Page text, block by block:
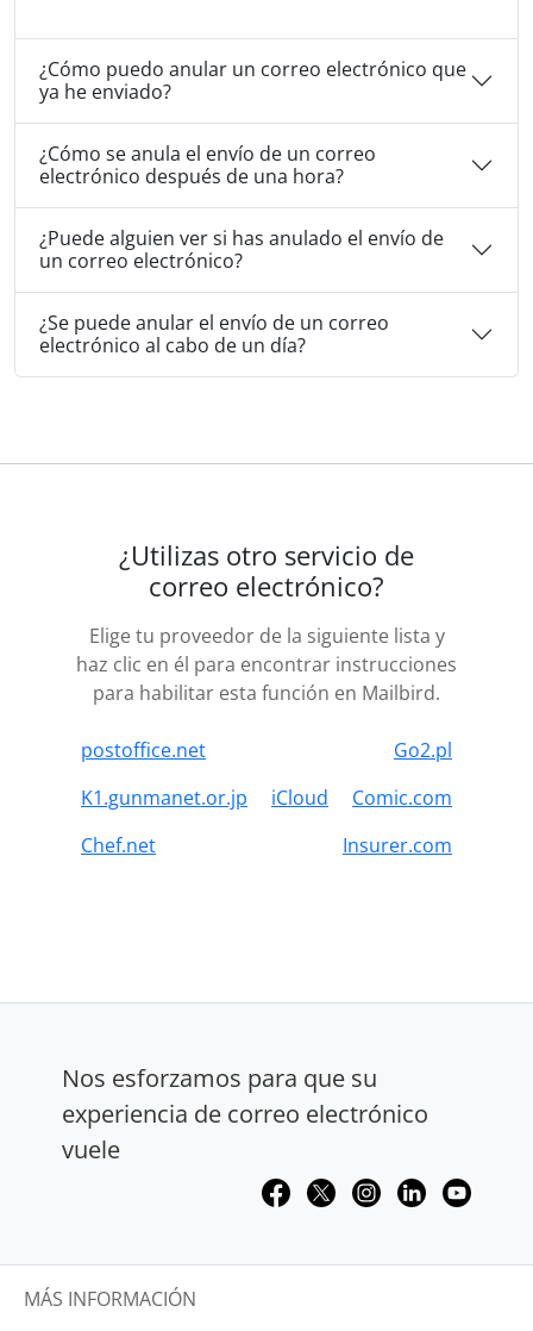
¿Cómo puedo anular un correo electrónico que
ya he enviado?
¿Cómo se anula el envío de un correo
electrónico después de una hora?
¿Puede alguien ver si has anulado el envío de
un correo electrónico?
¿Se puede anular el envío de un correo
electrónico al cabo de un día?
¿Utilizas otro servicio de
correo electrónico?
Elige tu proveedor de la siguiente lista y
haz clic en él para encontrar instrucciones
para habilitar esta función en Mailbird.
postoffice.net
Go2.pl
K1.gunmanet.or.jp
iCloud
Comic.com
Chef.net
Insurer.com
Nos esforzamos para que su
experiencia de correo electrónico
vuele
MÁS INFORMACIÓN